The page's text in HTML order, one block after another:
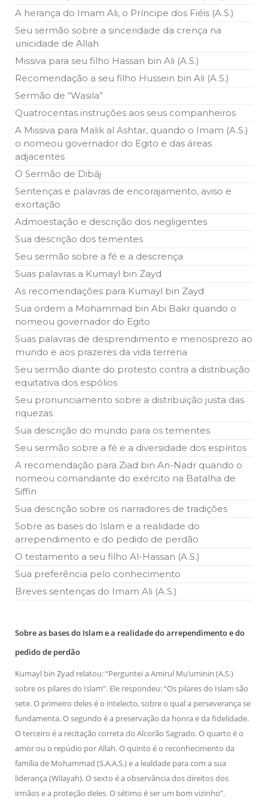
Em nome de Deus, O Clemente, O Misericordioso! O Centro
Islâmico no Brasil parabeniza a nação islâmica pela chegada
no ano novo muçulmano de 1435 Hejrita. Desejamos a
todos os irmãos e irmãs um novo
Falecimento do Imam Ali Ibn Al-Hussein
(A.S.)
data em que relembramos o martírio do quarto Imam dos
(A.S.), conhecido por “Zein Al-Ábidin” (Formosura
NOTÍCIAS
Centro Islâmico no Brasil recebe o ex-
ministro das Relações Exteriores da
Na noite da quinta-feira, 03 de Abril, o Centro Islâmico no
Brasil recebeu em sua sede, em São Paulo, o ex-ministro das
Relações Exteriores da República Islâmica do Irã, Sr. Kamal
Kharrazi, que encontra-se visitando
A herança do Imam Ali, o Príncipe dos Fiéis (A.S.)
Seu sermão sobre a sinceridade da crença na
unicidade de Allah
Missiva para seu filho Hassan bin Ali (A.S.)
Recomendação a seu filho Hussein bin Ali (A.S.)
Sermão de “Wasila”
Quatrocentas instruções aos seus companheiros
A Missiva para Malik al Ashtar, quando o Imam (A.S.)
o nomeou governador do Egito e das áreas
adjacentes
O Sermão de Dibáj
Sentenças e palavras de encorajamento, aviso e
exortação
Admoestação e descrição dos negligentes
Sua descrição dos tementes
Seu sermão sobre a fé e a descrença
Suas palavras a Kumayl bin Zayd
As recomendações para Kumayl bin Zayd
Sua ordem a Mohammad bin Abi Bakr quando o
nomeou governador do Egito
Suas palavras de desprendimento e menosprezo ao
mundo e aos prazeres da vida terrena
Seu sermão diante do protesto contra a distribuição
equitativa dos espólios
Seu pronunciamento sobre a distribuição justa das
riquezas
Sua descrição do mundo para os tementes
Seu sermão sobre a fé e a diversidade dos espíritos
A recomendação para Ziad bin An-Nadr quando o
nomeou comandante do exército na Batalha de
Siffin
Sua descrição sobre os narradores de tradições
Sobre as bases do Islam e a realidade do
arrependimento e do pedido de perdão
O testamento a seu filho Al-Hassan (A.S.)
Sua preferência pelo conhecimento
Breves sentenças do Imam Ali (A.S.)
Sobre as bases do Islam e a realidade do arrependimento e do
pedido de perdão
Kumayl bin Zyad relatou: “Perguntei a Amirul Mu’uminin (A.S.)
sobre os pilares do Islam”. Ele respondeu: “Os pilares do Islam são
sete. O primeiro deles é o intelecto, sobre o qual a perseverança se
fundamenta. O segundo é a preservação da honra e da fidelidade.
O terceiro é a recitação correta do Alcorão Sagrado. O quarto é o
amor ou o repúdio por Allah. O quinto é o reconhecimento da
família de Mohammad (S.A.A.S.) e a lealdade para com a sua
liderança (Wilayah). O sexto é a observância dos direitos dos
irmãos e a proteção deles. O sétimo é ser um bom vizinho”.